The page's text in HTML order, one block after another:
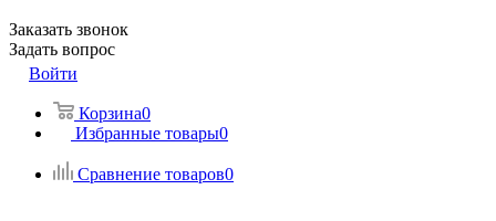
Заказать звонок
Задать вопрос
Войти
Корзина0
Избранные товары0
Сравнение товаров0